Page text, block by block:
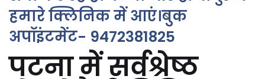
हमारे क्लिनिक में आएं।बुक
अपॉइंटमेंट- 9472381825
पटना में सर्वश्रेष्ठ